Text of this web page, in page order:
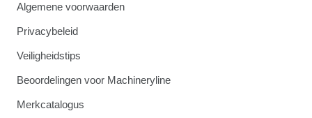
Algemene voorwaarden
Privacybeleid
Veiligheidstips
Beoordelingen voor Machineryline
Merkcatalogus